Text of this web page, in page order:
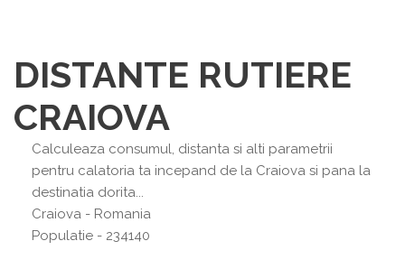
DISTANTE RUTIERE
CRAIOVA
Calculeaza consumul, distanta si alti parametrii
pentru calatoria ta incepand de la Craiova si pana la
destinatia dorita...
Craiova - Romania
Populatie - 234140